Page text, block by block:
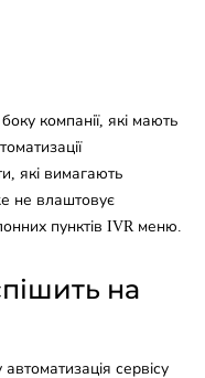
компанії, які мають
які вимагають
не влаштовує
пунктів IVR меню.
на
сервісу